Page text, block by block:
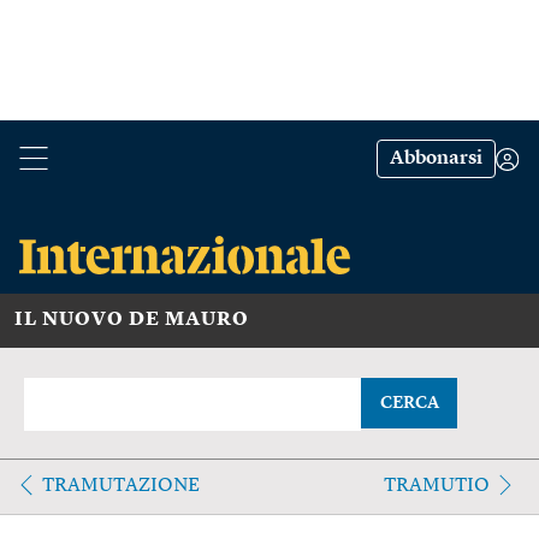
Abbonarsi
IL NUOVO DE MAURO
CERCA
TRAMUTAZIONE TRAMUTIO